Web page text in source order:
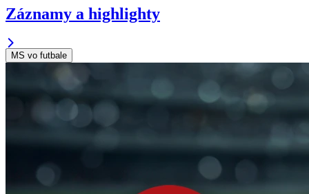
Záznamy a highlighty
MS vo futbale